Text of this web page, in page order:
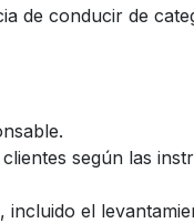
de conducir de
según las
incluido el